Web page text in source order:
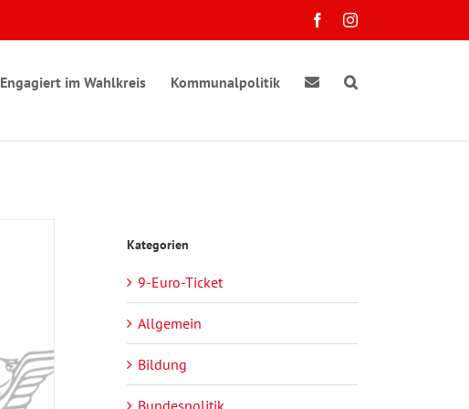
FacebookInstagram
Engagiert im Wahlkreis Kommunalpolitik
Kategorien
9-Euro-Ticket
Allgemein
Bildung